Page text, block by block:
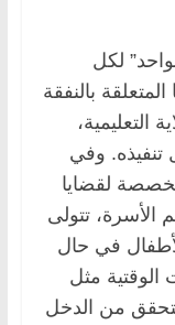
لكل
بالنفقة
التعليمية،
تنفيذه. وفي
لقضايا
الأسرة، تتولى
في حال
الوقتية مثل
من الدخل